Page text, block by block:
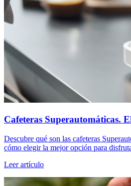
Cafeteras Superautomáticas.
Descubre qué son las cafeteras
cómo elegir la mejor opción para
Leer artículo